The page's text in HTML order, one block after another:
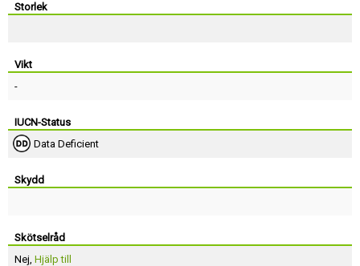
Storlek
Vikt
-
IUCN-Status
Data Deficient
Skydd
Skötselråd
Nej, Hjälp till